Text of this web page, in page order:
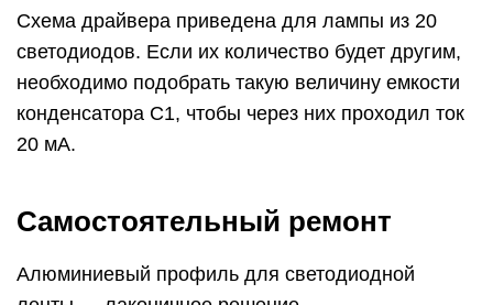
Схема драйвера приведена для лампы из 20
светодиодов. Если их количество будет другим,
необходимо подобрать такую величину емкости
конденсатора С1, чтобы через них проходил ток
20 мА.
Самостоятельный ремонт
Алюминиевый профиль для светодиодной